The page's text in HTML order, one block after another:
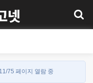
11/75 페이지 열람 중